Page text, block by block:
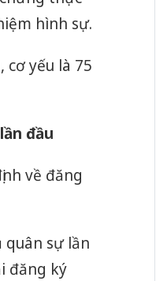
hình sự.
yếu là 75
đầu
về đăng
sự lần
đăng ký
tìm bị hại trong vụ
án sản xuất, buôn
Moyuum giả
chủ mưu đường dây